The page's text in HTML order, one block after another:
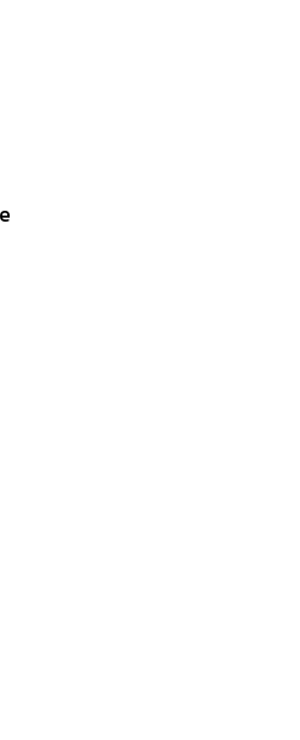
หย
ระเด็น เช่น